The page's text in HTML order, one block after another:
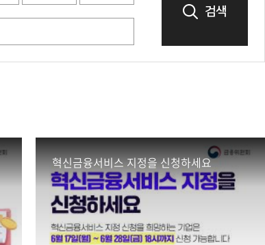
검색
혁신금융서비스 지정을 신청하세요